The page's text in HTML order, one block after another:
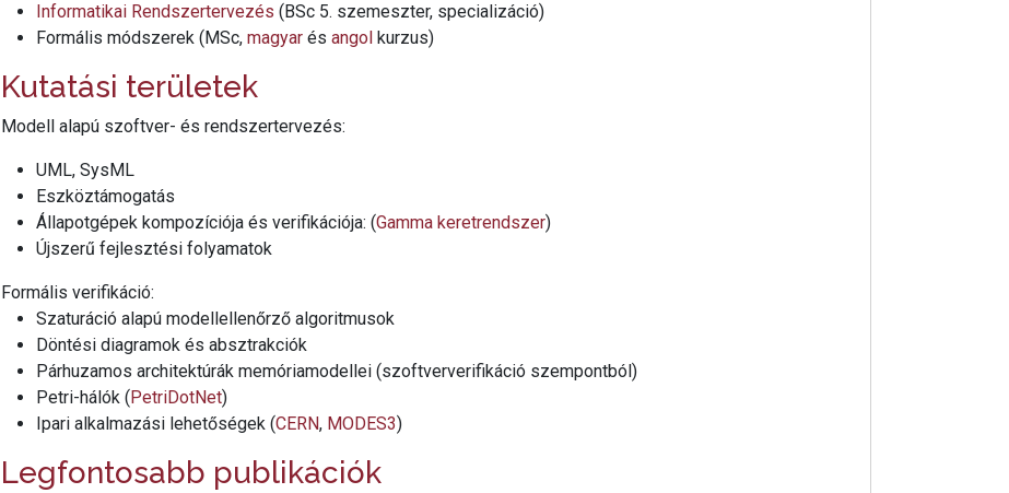
Informatikai Rendszertervezés (BSc 5. szemeszter, specializáció)
Formális módszerek (MSc, magyar és angol kurzus)
Kutatási területek
Modell alapú szoftver- és rendszertervezés:
UML, SysML
Eszköztámogatás
Állapotgépek kompozíciója és verifikációja: (Gamma keretrendszer)
Újszerű fejlesztési folyamatok
Formális verifikáció:
Szaturáció alapú modellellenőrző algoritmusok
Döntési diagramok és absztrakciók
Párhuzamos architektúrák memóriamodellei (szoftververifikáció szempontból)
Petri-hálók (PetriDotNet)
Ipari alkalmazási lehetőségek (CERN, MODES3)
Legfontosabb publikációk